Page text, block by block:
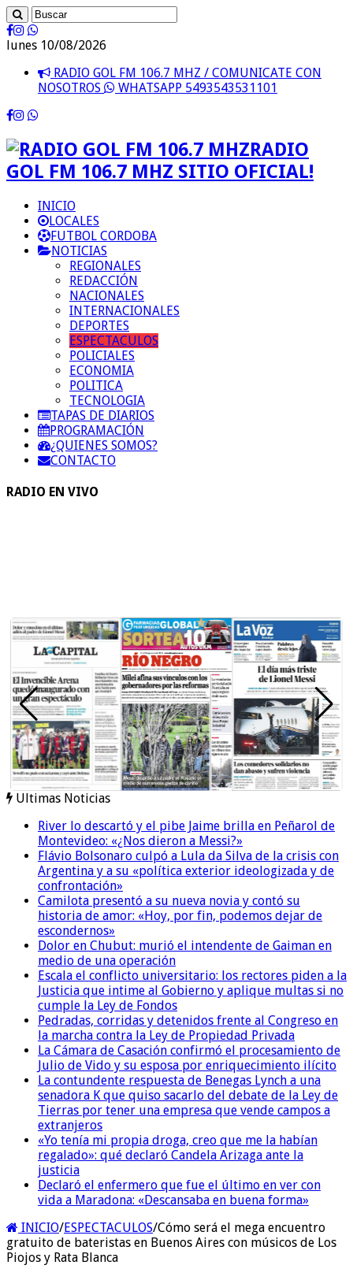
lunes 10/08/2026
RADIO GOL FM 106.7 MHZ / COMUNICATE CON
NOSOTROS
WHATSAPP 5493543531101
RADIO
GOL FM 106.7 MHZ SITIO OFICIAL!
INICIO
LOCALES
FUTBOL CORDOBA
NOTICIAS
REGIONALES
REDACCIÓN
NACIONALES
INTERNACIONALES
DEPORTES
ESPECTACULOS
POLICIALES
ECONOMIA
POLITICA
TECNOLOGIA
TAPAS DE DIARIOS
PROGRAMACIÓN
¿QUIENES SOMOS?
CONTACTO
RADIO EN VIVO
Ultimas Noticias
River lo descartó y el pibe Jaime brilla en Peñarol de
Montevideo: «¿Nos dieron a Messi?»
Flávio Bolsonaro culpó a Lula da Silva de la crisis con
Argentina y a su «política exterior ideologizada y de
confrontación»
Camilota presentó a su nueva novia y contó su
historia de amor: «Hoy, por fin, podemos dejar de
escondernos»
Dolor en Chubut: murió el intendente de Gaiman en
medio de una operación
Escala el conflicto universitario: los rectores piden a la
Justicia que intime al Gobierno y aplique multas si no
cumple la Ley de Fondos
Pedradas, corridas y detenidos frente al Congreso en
la marcha contra la Ley de Propiedad Privada
La Cámara de Casación confirmó el procesamiento de
Julio de Vido y su esposa por enriquecimiento ilícito
La contundente respuesta de Benegas Lynch a una
senadora K que quiso sacarlo del debate de la Ley de
Tierras por tener una empresa que vende campos a
extranjeros
«Yo tenía mi propia droga, creo que me la habían
regalado»: qué declaró Candela Arizaga ante la
justicia
Declaró el enfermero que fue el último en ver con
vida a Maradona: «Descansaba en buena forma»
INICIO/ESPECTACULOS/Cómo será el mega encuentro
gratuito de bateristas en Buenos Aires con músicos de Los
Piojos y Rata Blanca